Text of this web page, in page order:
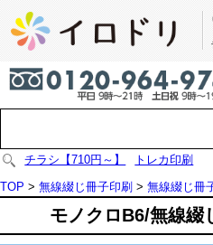
チラシ【710円～】
トレカ印刷
TOP > 無線綴じ冊子印刷 > 無線綴じ冊
モノクロB6/無線綴